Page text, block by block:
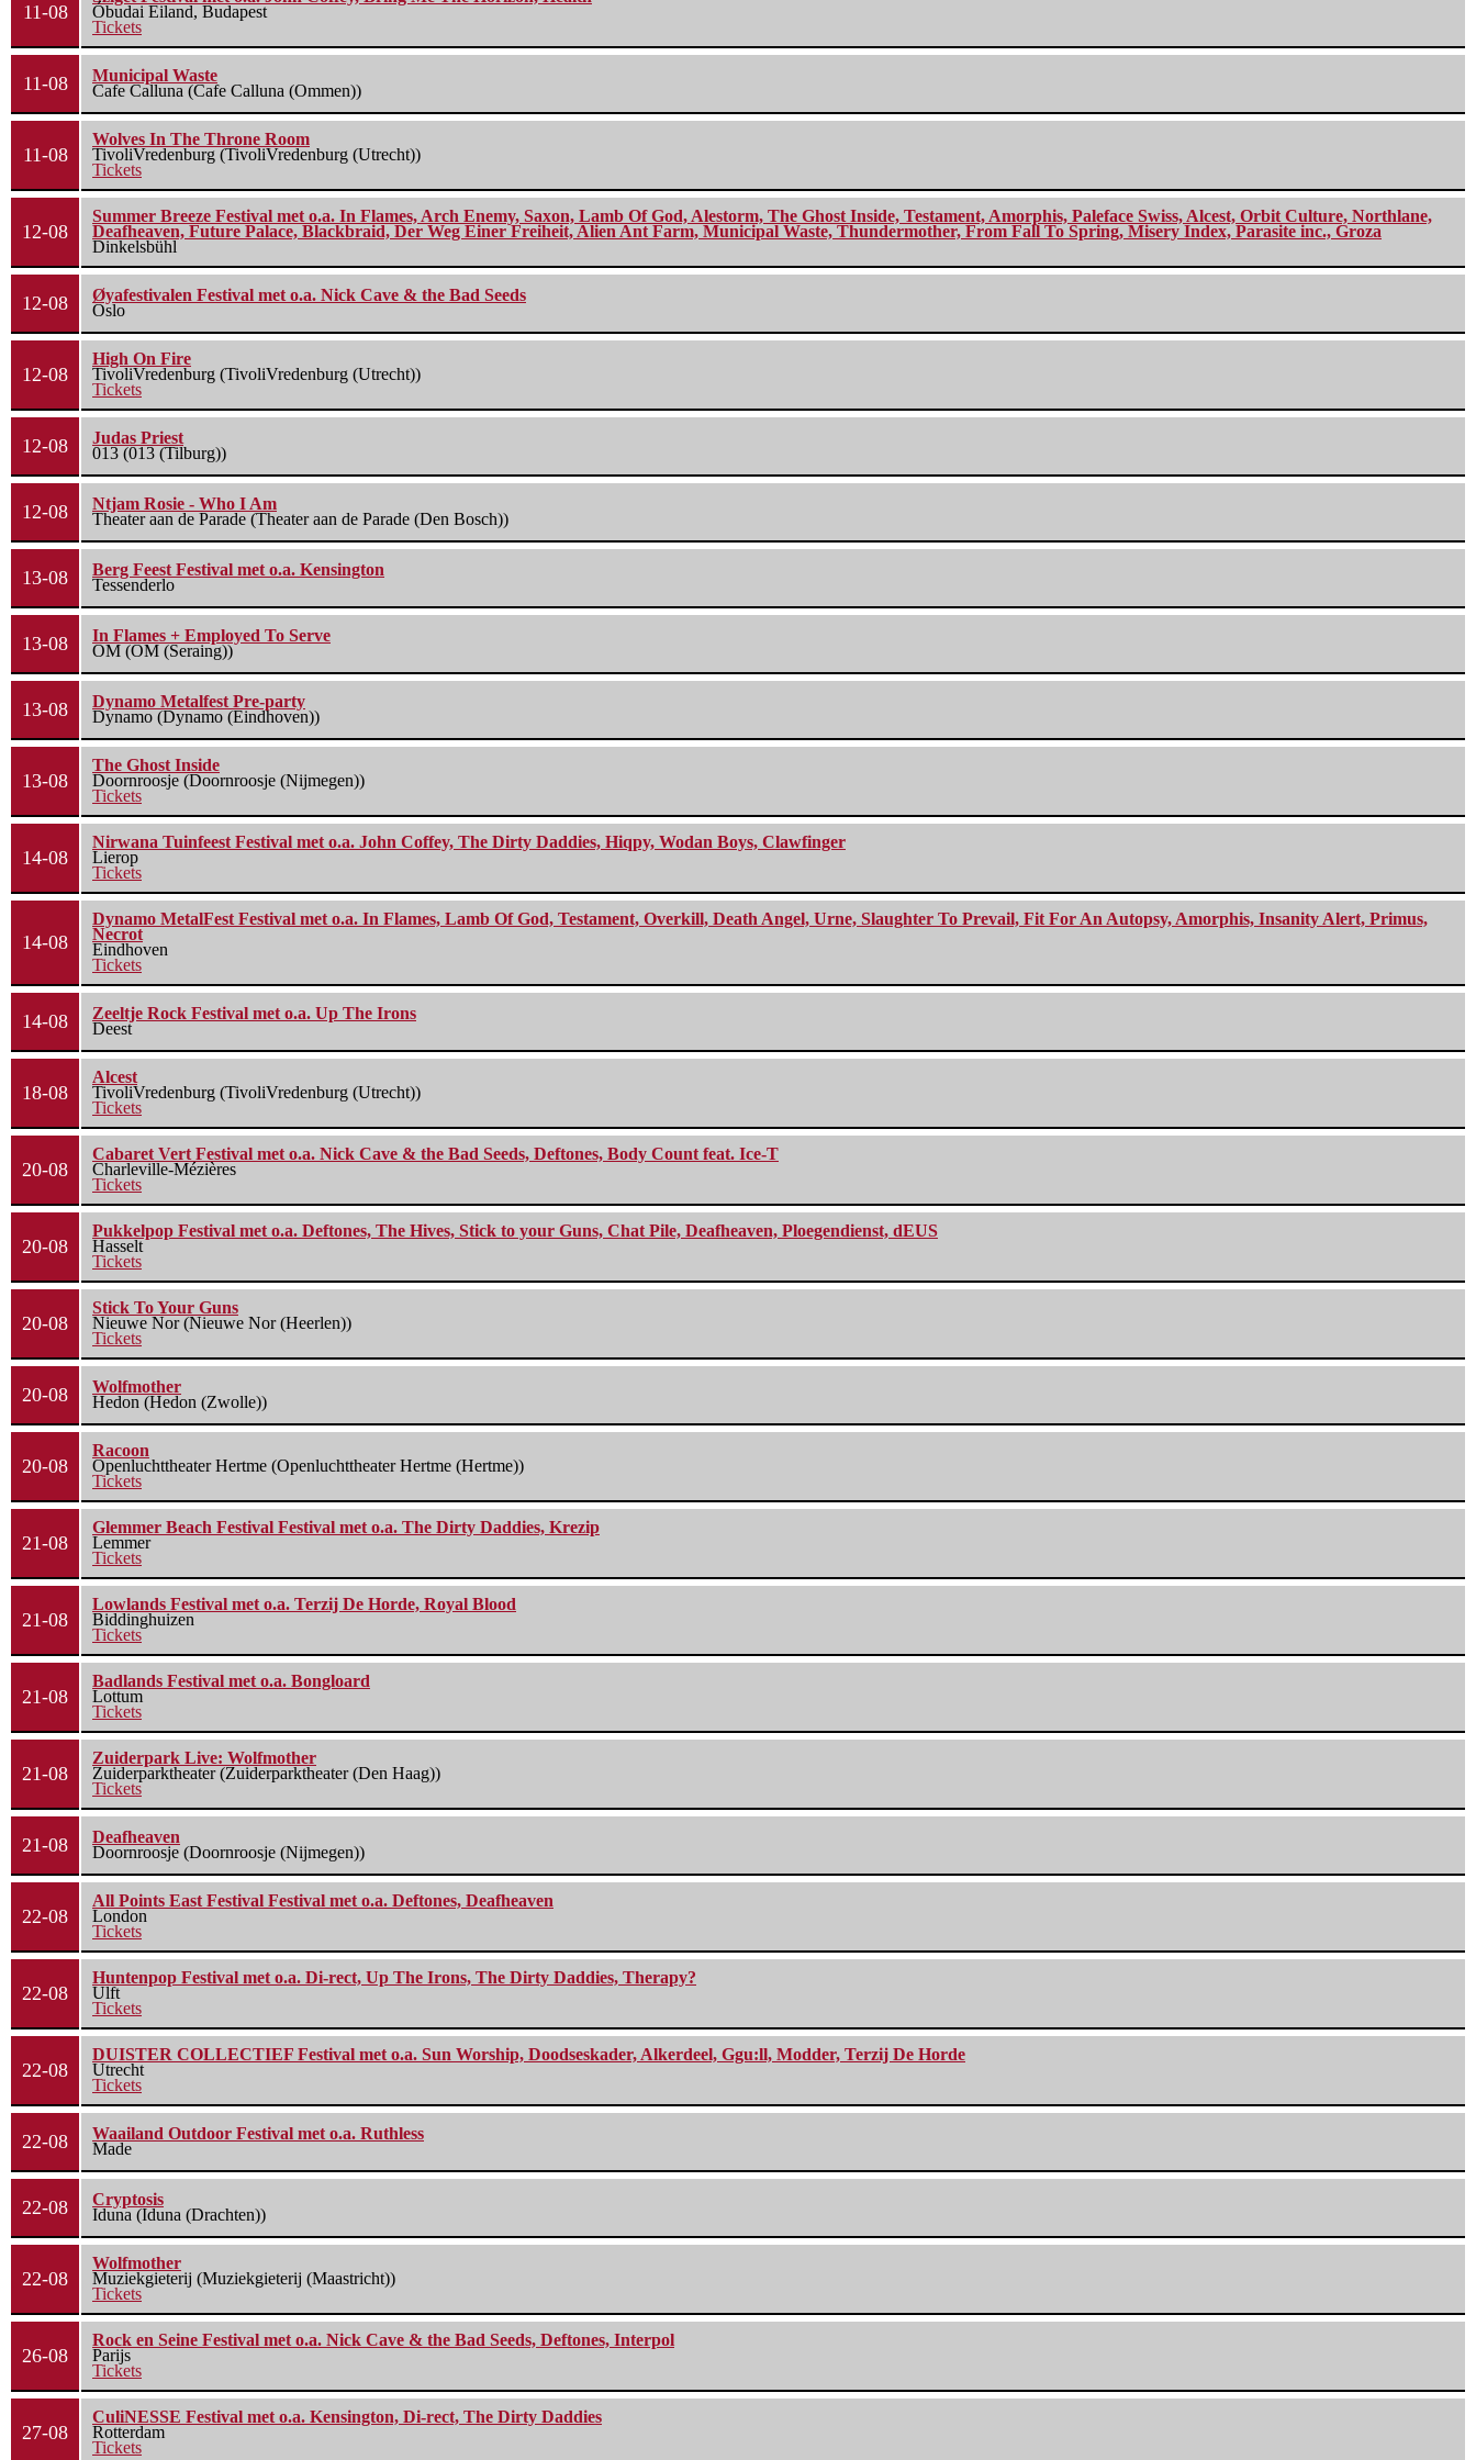
11-08
Óbudai Eiland, Budapest
Tickets
11-08
Municipal Waste
Cafe Calluna (Cafe Calluna (Ommen))
11-08
Wolves In The Throne Room
TivoliVredenburg (TivoliVredenburg (Utrecht))
Tickets
12-08
Summer Breeze Festival met o.a. In Flames, Arch Enemy, Saxon, Lamb Of God, Alestorm, The Ghost Inside, Testament, Amorphis, Paleface Swiss, Alcest, Orbit Culture, Northlane,
Deafheaven, Future Palace, Blackbraid, Der Weg Einer Freiheit, Alien Ant Farm, Municipal Waste, Thundermother, From Fall To Spring, Misery Index, Parasite inc., Groza
Dinkelsbühl
12-08
Øyafestivalen Festival met o.a. Nick Cave & the Bad Seeds
Oslo
12-08
High On Fire
TivoliVredenburg (TivoliVredenburg (Utrecht))
Tickets
12-08
Judas Priest
013 (013 (Tilburg))
12-08
Ntjam Rosie - Who I Am
Theater aan de Parade (Theater aan de Parade (Den Bosch))
13-08
Berg Feest Festival met o.a. Kensington
Tessenderlo
13-08
In Flames + Employed To Serve
OM (OM (Seraing))
13-08
Dynamo Metalfest Pre-party
Dynamo (Dynamo (Eindhoven))
13-08
The Ghost Inside
Doornroosje (Doornroosje (Nijmegen))
Tickets
14-08
Nirwana Tuinfeest Festival met o.a. John Coffey, The Dirty Daddies, Hiqpy, Wodan Boys, Clawfinger
Lierop
Tickets
14-08
Dynamo MetalFest Festival met o.a. In Flames, Lamb Of God, Testament, Overkill, Death Angel, Urne, Slaughter To Prevail, Fit For An Autopsy, Amorphis, Insanity Alert, Primus,
Necrot
Eindhoven
Tickets
14-08
Zeeltje Rock Festival met o.a. Up The Irons
Deest
18-08
Alcest
TivoliVredenburg (TivoliVredenburg (Utrecht))
Tickets
20-08
Cabaret Vert Festival met o.a. Nick Cave & the Bad Seeds, Deftones, Body Count feat. Ice-T
Charleville-Mézières
Tickets
20-08
Pukkelpop Festival met o.a. Deftones, The Hives, Stick to your Guns, Chat Pile, Deafheaven, Ploegendienst, dEUS
Hasselt
Tickets
20-08
Stick To Your Guns
Nieuwe Nor (Nieuwe Nor (Heerlen))
Tickets
20-08
Wolfmother
Hedon (Hedon (Zwolle))
20-08
Racoon
Openluchttheater Hertme (Openluchttheater Hertme (Hertme))
Tickets
21-08
Glemmer Beach Festival Festival met o.a. The Dirty Daddies, Krezip
Lemmer
Tickets
21-08
Lowlands Festival met o.a. Terzij De Horde, Royal Blood
Biddinghuizen
Tickets
21-08
Badlands Festival met o.a. Bongloard
Lottum
Tickets
21-08
Zuiderpark Live: Wolfmother
Zuiderparktheater (Zuiderparktheater (Den Haag))
Tickets
21-08
Deafheaven
Doornroosje (Doornroosje (Nijmegen))
22-08
All Points East Festival Festival met o.a. Deftones, Deafheaven
London
Tickets
22-08
Huntenpop Festival met o.a. Di-rect, Up The Irons, The Dirty Daddies, Therapy?
Ulft
Tickets
22-08
DUISTER COLLECTIEF Festival met o.a. Sun Worship, Doodseskader, Alkerdeel, Ggu:ll, Modder, Terzij De Horde
Utrecht
Tickets
22-08
Waailand Outdoor Festival met o.a. Ruthless
Made
22-08
Cryptosis
Iduna (Iduna (Drachten))
22-08
Wolfmother
Muziekgieterij (Muziekgieterij (Maastricht))
Tickets
26-08
Rock en Seine Festival met o.a. Nick Cave & the Bad Seeds, Deftones, Interpol
Parijs
Tickets
27-08
CuliNESSE Festival met o.a. Kensington, Di-rect, The Dirty Daddies
Rotterdam
Tickets